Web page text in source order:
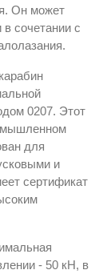
Он может
в сочетании с
0207. Этот
для
и
сертификат
- 50 кН, в